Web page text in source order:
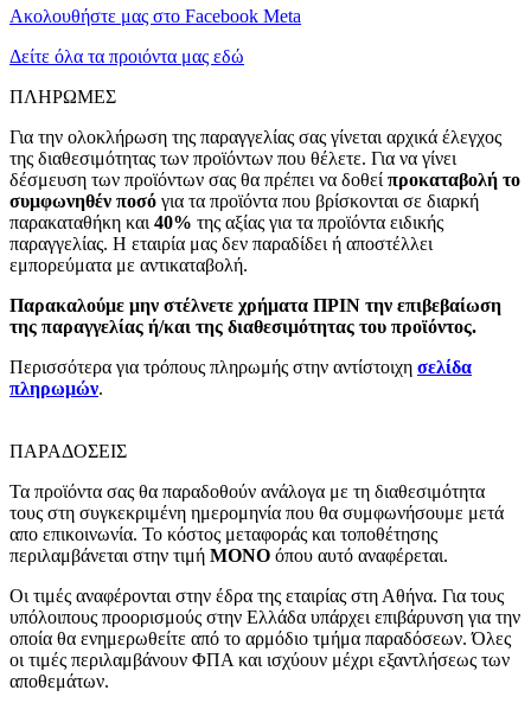
Ακολουθήστε μας στο Facebook Meta
Δείτε όλα τα προιόντα μας εδώ
ΠΛΗΡΩΜΕΣ
Για την ολοκλήρωση της παραγγελίας σας γίνεται αρχικά έλεγχος
της διαθεσιμότητας των προϊόντων που θέλετε. Για να γίνει
δέσμευση των προϊόντων σας θα πρέπει να δοθείπροκαταβολή το
συμφωνηθέν ποσό για τα προϊόντα που βρίσκονται σε διαρκή
παρακαταθήκη και40% της αξίας για τα προϊόντα ειδικής
παραγγελίας. Η εταιρία μας δεν παραδίδει ή αποστέλλει
εμπορεύματα με αντικαταβολή.
Παρακαλούμε μην στέλνετε χρήματα ΠΡΙΝ την επιβεβαίωση
της παραγγελίας ή/και της διαθεσιμότητας του προϊόντος.
Περισσότερα για τρόπους πληρωμής στην αντίστοιχη σελίδα
πληρωμών.
ΠΑΡΑΔΟΣΕΙΣ
Τα προϊόντα σας θα παραδοθούν ανάλογα με τη διαθεσιμότητα
τους στη συγκεκριμένη ημερομηνία που θα συμφωνήσουμε μετά
απο επικοινωνία. Το κόστος μεταφοράς και τοποθέτησης
περιλαμβάνεται στην τιμή MONO όπου αυτό αναφέρεται.
Οι τιμές αναφέρονται στην έδρα της εταιρίας στη Αθήνα. Για τους
υπόλοιπους προορισμούς στην Ελλάδα υπάρχει επιβάρυνση για την
οποία θα ενημερωθείτε από το αρμόδιο τμήμα παραδόσεων. Όλες
οι τιμές περιλαμβάνουν ΦΠΑ και ισχύουν μέχρι εξαντλήσεως των
αποθεμάτων.